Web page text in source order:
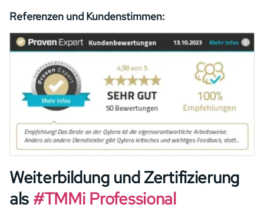
Referenzen und Kundenstimmen:
Image
Weiterbildung und Zertifizierung
als #TMMi Professional